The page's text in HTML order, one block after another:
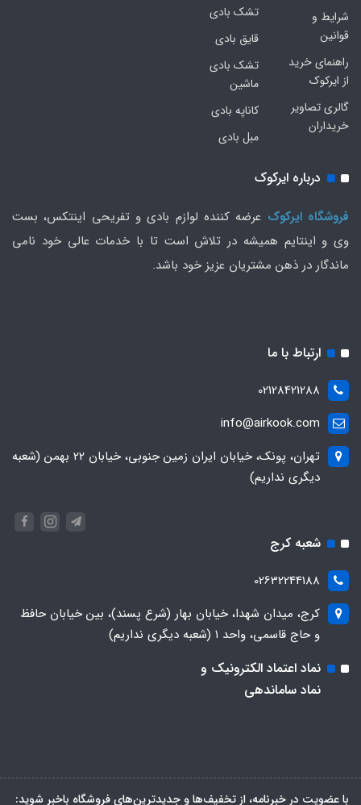
شرایط و
قوانین
راهنمای خرید
از ایرکوک
گالری تصاویر
خریداران
تشک بادی
قایق بادی
تشک بادی
ماشین
کاناپه بادی
مبل بادی
درباره ایرکوک
فروشگاه ایرکوک عرضه کننده لوازم بادی و تفریحی اینتکس، بست
وی و اینتایم همیشه در تلاش است تا با خدمات عالی خود نامی
ماندگار در ذهن مشتریان عزیز خود باشد.
ارتباط با ما
02128421288
info@airkook.com
تهران، پونک، خیابان ایران زمین جنوبی، خیابان 22 بهمن (شعبه
دیگری نداریم)
شعبه کرج
02632244188
کرج، میدان شهدا، خیابان بهار (شرع پسند)، بین خیابان حافظ
و حاج قاسمی، واحد ۱ (شعبه دیگری نداریم)
نماد اعتماد الکترونیک و
نماد ساماندهی
با عضویت در خبرنامه، از تخفیف‌ها و جدیدترین‌های فروشگاه باخبر شوید: